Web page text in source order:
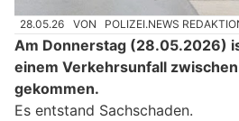
28.05.26 VON POLIZEI.NEWS
Am Donnerstag (28.05.2026)
einem Verkehrsunfall
gekommen.
Es entstand Sachschaden.